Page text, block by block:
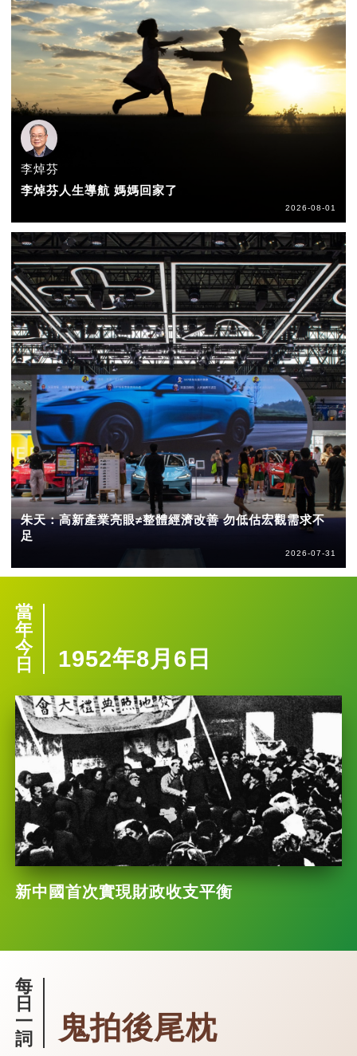
李焯芬
李焯芬人生導航 媽媽回家了
2026-08-01
朱天：高新產業亮眼≠整體經濟改善 勿低估宏觀需求不
足
2026-07-31
當
年
今
日
1952年8月6日
新中國首次實現財政收支平衡
每
日
一
詞
鬼拍後尾枕